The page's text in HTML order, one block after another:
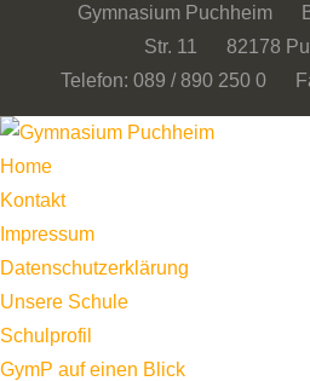
Gymnasium Puchheim
Str. 11 82178
Telefon: 089 / 890 250 0
Home
Kontakt
Impressum
Datenschutzerklärung
Unsere Schule
Schulprofil
GymP auf einen Blick